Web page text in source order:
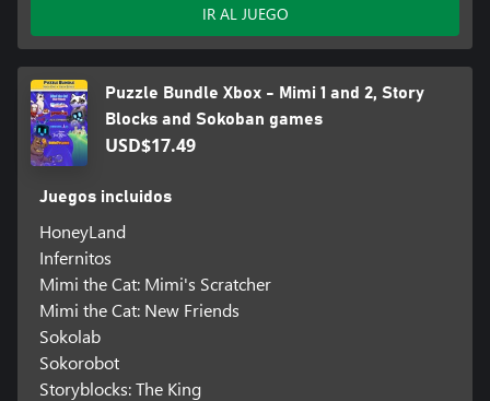
IR AL JUEGO
Puzzle Bundle Xbox - Mimi 1 and 2, Story
Blocks and Sokoban games
USD$17.49
Juegos incluidos
HoneyLand
Infernitos
Mimi the Cat: Mimi's Scratcher
Mimi the Cat: New Friends
Sokolab
Sokorobot
Storyblocks: The King